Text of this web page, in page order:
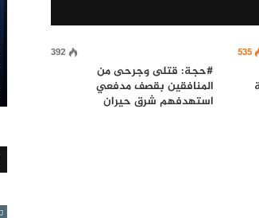
535
392
#حجة: قتلى وجرحى من
المنافقين بقصف مدفعي
استهدفهم شرق حيران